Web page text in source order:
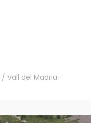
Vall del Madriu-